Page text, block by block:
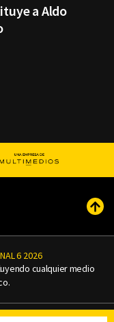
a Aldo
6 2026
cualquier medio